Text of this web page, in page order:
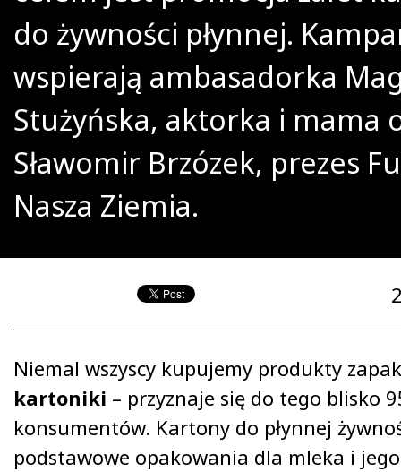
do żywności płynnej.
wspierają ambasadorka
Stużyńska, aktorka i mama
Sławomir Brzózek, prezes
Nasza Ziemia.
Niemal wszyscy kupujemy produkty
kartoniki – przyznaje się do tego blisko
konsumentów. Kartony do płynnej
podstawowe opakowania dla mleka i